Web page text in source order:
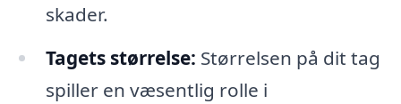
skader.
Tagets størrelse: Størrelsen på dit tag
spiller en væsentlig rolle i